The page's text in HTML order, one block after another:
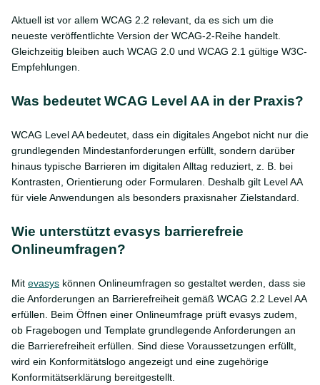
Aktuell ist vor allem WCAG 2.2 relevant, da es sich um die
neueste veröffentlichte Version der WCAG-2-Reihe handelt.
Gleichzeitig bleiben auch WCAG 2.0 und WCAG 2.1 gültige W3C-
Empfehlungen.
Was bedeutet WCAG Level AA in der Praxis?
WCAG Level AA bedeutet, dass ein digitales Angebot nicht nur die
grundlegenden Mindestanforderungen erfüllt, sondern darüber
hinaus typische Barrieren im digitalen Alltag reduziert, z. B. bei
Kontrasten, Orientierung oder Formularen. Deshalb gilt Level AA
für viele Anwendungen als besonders praxisnaher Zielstandard.
Wie unterstützt evasys barrierefreie
Onlineumfragen?
Mit evasys können Onlineumfragen so gestaltet werden, dass sie
die Anforderungen an Barrierefreiheit gemäß WCAG 2.2 Level AA
erfüllen. Beim Öffnen einer Onlineumfrage prüft evasys zudem,
ob Fragebogen und Template grundlegende Anforderungen an
die Barrierefreiheit erfüllen. Sind diese Voraussetzungen erfüllt,
wird ein Konformitätslogo angezeigt und eine zugehörige
Konformitätserklärung bereitgestellt.